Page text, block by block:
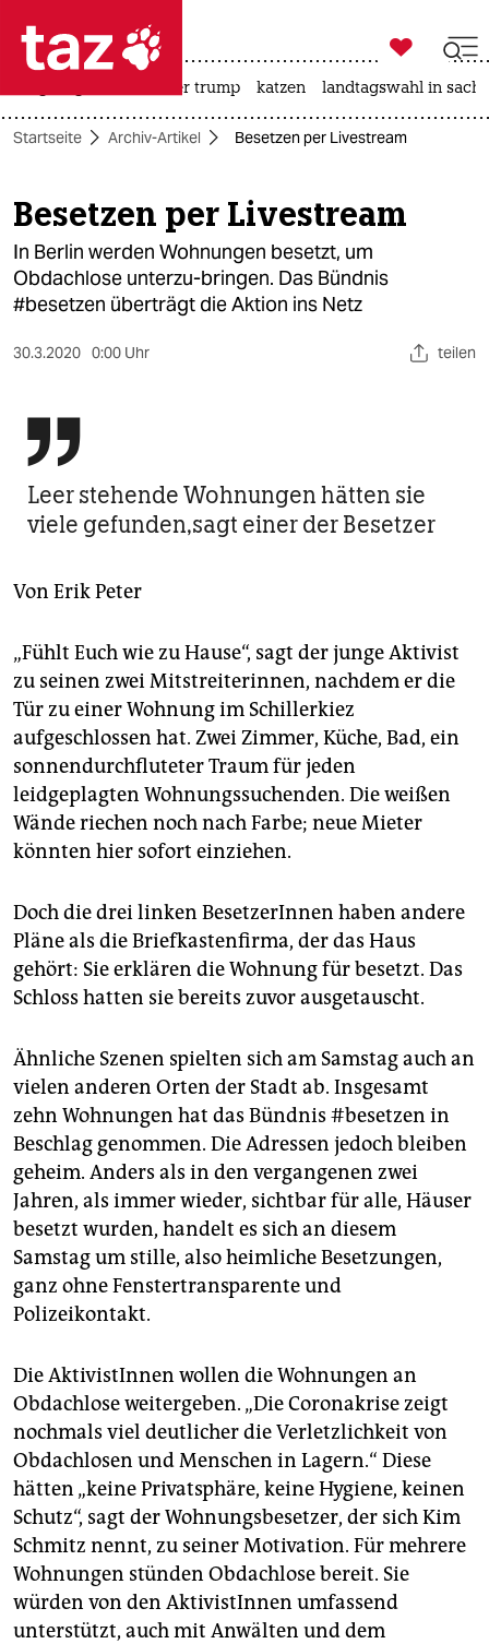
 taz zahl ich
taz zahl ich
themen
politik
öko
gesellschaft
sport
berlin
nord
wahrheit
verlag
verlag
veranstaltungen
shop
fragen & hilfe
unterstützen
genossenschaft
epaper login

taz zahl ich
usa unter trump katzen landtagswahl in
Startseite Archiv-Artikel Besetzen per Livestream
Besetzen per Livestream
In Berlin werden Wohnungen besetzt, um
Obdachlose unterzu-bringen. Das Bündnis
#besetzen überträgt die Aktion ins Netz
30.3.2020 0:00 Uhr teilen

Leer stehende Wohnungen hätten sie
viele gefunden,sagt einer der Besetzer
Von Erik Peter
„Fühlt Euch wie zu Hause“, sagt der junge Aktivist
zu seinen zwei Mitstreiterinnen, nachdem er die
Tür zu einer Wohnung im Schillerkiez
aufgeschlossen hat. Zwei Zimmer, Küche, Bad, ein
sonnendurchfluteter Traum für jeden
leidgeplagten Wohnungssuchenden. Die weißen
Wände riechen noch nach Farbe; neue Mieter
könnten hier sofort einziehen.
Doch die drei linken BesetzerInnen haben andere
Pläne als die Briefkastenfirma, der das Haus
gehört: Sie erklären die Wohnung für besetzt. Das
Schloss hatten sie bereits zuvor ausgetauscht.
Ähnliche Szenen spielten sich am Samstag auch an
vielen anderen Orten der Stadt ab. Insgesamt
zehn Wohnungen hat das Bündnis #besetzen in
Beschlag genommen. Die Adressen jedoch bleiben
geheim. Anders als in den vergangenen zwei
Jahren, als immer wieder, sichtbar für alle, Häuser
besetzt wurden, handelt es sich an diesem
Samstag um stille, also heimliche Besetzungen,
ganz ohne Fenstertransparente und
Polizeikontakt.
Die AktivistInnen wollen die Wohnungen an
Obdachlose weitergeben. „Die Coronakrise zeigt
nochmals viel deutlicher die Verletzlichkeit von
Obdachlosen und Menschen in Lagern.“ Diese
hätten „keine Privatsphäre, keine Hygiene, keinen
Schutz“, sagt der Wohnungsbesetzer, der sich Kim
Schmitz nennt, zu seiner Motivation. Für mehrere
Wohnungen stünden Obdachlose bereit. Sie
würden von den AktivistInnen umfassend
unterstützt, auch mit Anwälten und dem